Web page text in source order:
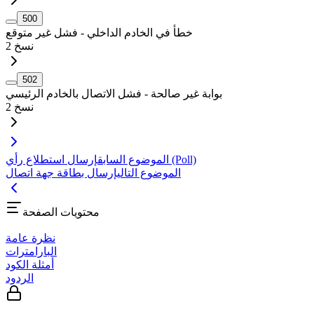
500
خطأ في الخادم الداخلي - فشل غير متوقع
2 نسخ
502
بوابة غير صالحة - فشل الاتصال بالخادم الرئيسي
2 نسخ
الموضوع السابق إرسال استطلاع رأي (Poll)
الموضوع التاليإرسال بطاقة جهة اتصال
محتويات الصفحة
نظرة عامة
البارامترات
أمثلة الكود
الردود